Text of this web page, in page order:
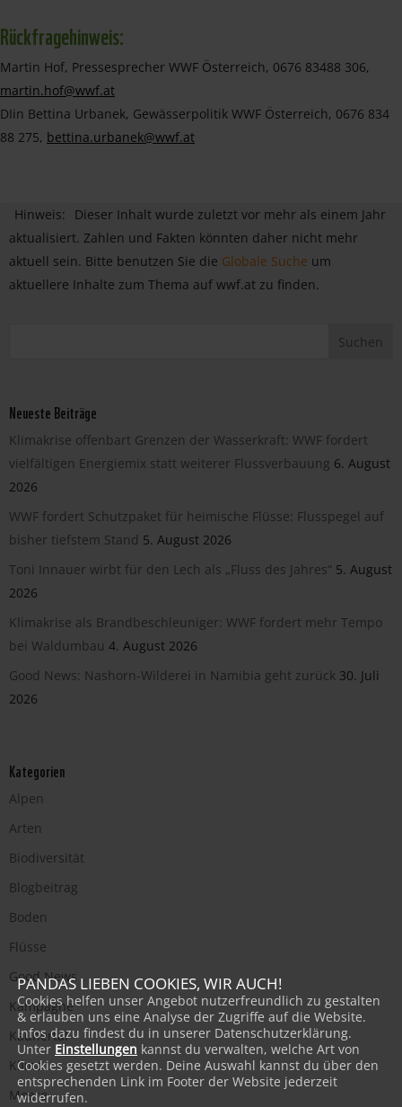
Rückfragehinweis:
Martin Hof, Pressesprecher WWF Österreich, 0676 83488 306,
martin.hof@wwf.at
DIin Bettina Urbanek, Gewässerpolitik WWF Österreich, 0676 834
88 275, bettina.urbanek@wwf.at
Hinweis:
Dieser Inhalt wurde zuletzt vor mehr als einem Jahr
aktualisiert. Zahlen und Fakten könnten daher nicht mehr
aktuell sein. Bitte benutzen Sie die Globale Suche um
aktuellere Inhalte zum Thema auf wwf.at zu finden.
Neueste Beiträge
Klimakrise offenbart Grenzen der Wasserkraft: WWF fordert
vielfältigen Energiemix statt weiterer Flussverbauung 6. August
2026
WWF fordert Schutzpaket für heimische Flüsse: Flusspegel auf
bisher tiefstem Stand 5. August 2026
Toni Innauer wirbt für den Lech als „Fluss des Jahres“ 5. August
2026
Klimakrise als Brandbeschleuniger: WWF fordert mehr Tempo
bei Waldumbau 4. August 2026
Good News: Nashorn-Wilderei in Namibia geht zurück 30. Juli
2026
Kategorien
Alpen
Arten
Biodiversität
Blogbeitrag
Boden
Flüsse
Good News
Kampagne
Kaunertal
Klima
Meere
PANDAS LIEBEN COOKIES, WIR AUCH!
Cookies helfen unser Angebot nutzerfreundlich zu gestalten
& erlauben uns eine Analyse der Zugriffe auf die Website.
Infos dazu findest du in unserer Datenschutzerklärung.
Unter Einstellungen kannst du verwalten, welche Art von
Cookies gesetzt werden. Deine Auswahl kannst du über den
entsprechenden Link im Footer der Website jederzeit
widerrufen.